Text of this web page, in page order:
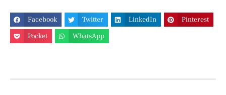
Facebook Twitter LinkedIn
Pinterest
Pocket
WhatsApp